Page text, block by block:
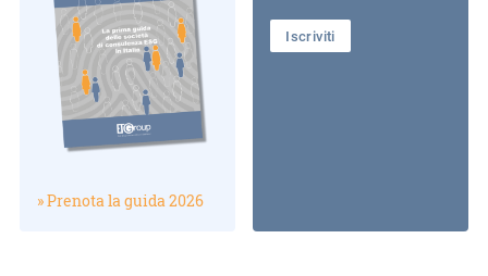
» Prenota la guida 2026
Iscriviti